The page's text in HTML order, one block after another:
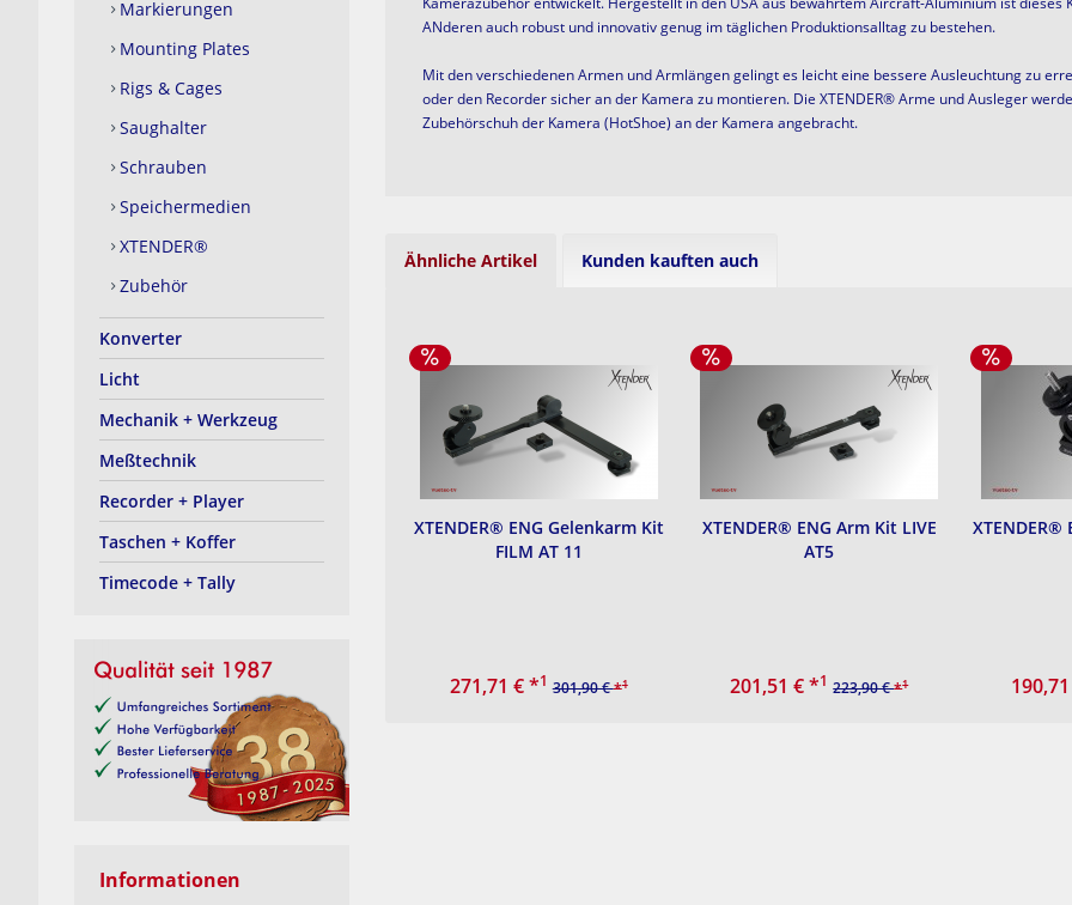
Markierungen
Mounting Plates
Rigs & Cages
Saughalter
Schrauben
Speichermedien
XTENDER®
Zubehör
Konverter
Licht
Mechanik + Werkzeug
Meßtechnik
Recorder + Player
Taschen + Koffer
Timecode + Tally
Informationen
ANderen auch robust und innovativ genug im täglichen Produktionsalltag zu bestehen.
Mit den verschiedenen Armen und Armlängen gelingt es leichteine bessere Ausleuchtungzu
oder den Recorder sicher an der Kamera zu montieren. Die XTENDER®Arme und Ausleger
Zubehörschuhder Kamera (HotShoe) an der Kamera angebracht.
Ähnliche Artikel Kunden kauften auch
XTENDER® ENG Gelenkarm Kit
FILM AT 11
271,71 €*1 301,90 €*1
XTENDER® ENG Arm Kit LIVE
AT5
201,51 €*1 223,90 €*1
XTENDER®